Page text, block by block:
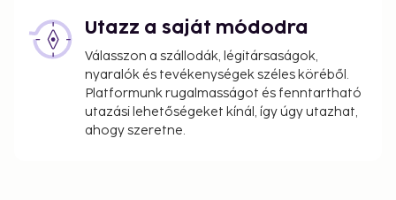
Utazz a saját módodra
Válasszon a szállodák, légitársaságok,
nyaralók és tevékenységek széles köréből.
Platformunk rugalmasságot és fenntartható
utazási lehetőségeket kínál, így úgy utazhat,
ahogy szeretne.